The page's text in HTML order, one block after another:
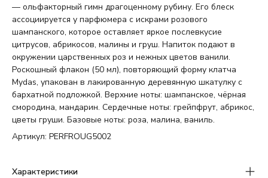
— ольфакторный гимн драгоценному рубину. Его блеск
ассоциируется у парфюмера с искрами розового
шампанского, которое оставляет яркое послевкусие
цитрусов, абрикосов, малины и груш. Напиток подают в
окружении царственных роз и нежных цветов ванили.
Роскошный флакон (50 мл), повторяющий форму клатча
Mydas, упакован в лакированную деревянную шкатулку с
бархатной подложкой. Верхние ноты: шампанское, чёрная
смородина, мандарин. Сердечные ноты: грейпфрут, абрикос,
цветы груши. Базовые ноты: роза, малина, ваниль.
Артикул: PERFROUG5002
Характеристики